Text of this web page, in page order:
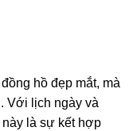
hồ đẹp mắt, mà
Với lịch ngày và
là sự kết hợp